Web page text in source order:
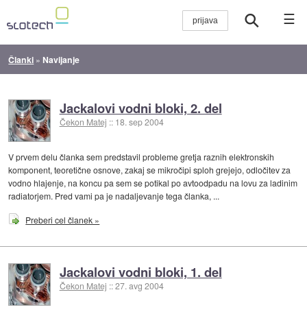
☰
Članki » Navijanje
Jackalovi vodni bloki, 2. del
Čekon Matej :: 18. sep 2004
V prvem delu članka sem predstavil probleme gretja raznih elektronskih
komponent, teoretične osnove, zakaj se mikročipi sploh grejejo, odločitev za
vodno hlajenje, na koncu pa sem se potikal po avtoodpadu na lovu za ladinim
radiatorjem. Pred vami pa je nadaljevanje tega članka, ...
Preberi cel članek »
Jackalovi vodni bloki, 1. del
Čekon Matej ::27. avg 2004